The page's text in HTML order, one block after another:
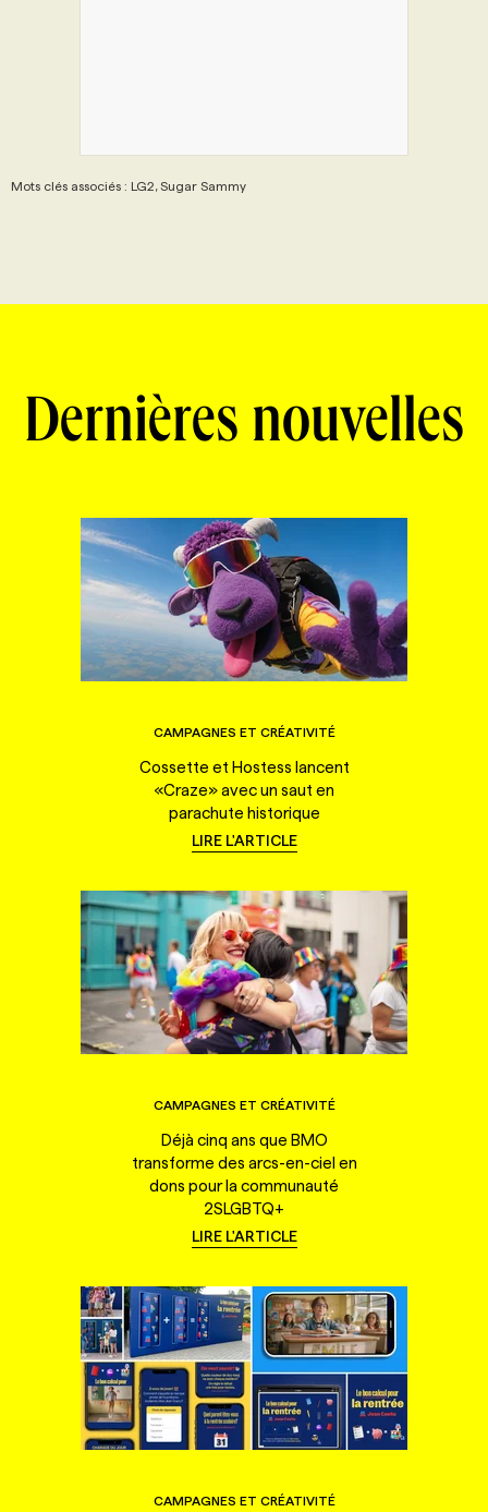
Mots clés associés : LG2, Sugar Sammy
Dernières nouvelles
CAMPAGNES ET CRÉATIVITÉ
Cossette et Hostess lancent
«Craze» avec un saut en
parachute historique
LIRE L'ARTICLE
CAMPAGNES ET CRÉATIVITÉ
Déjà cinq ans que BMO
transforme des arcs-en-ciel en
dons pour la communauté
2SLGBTQ+
LIRE L'ARTICLE
CAMPAGNES ET CRÉATIVITÉ